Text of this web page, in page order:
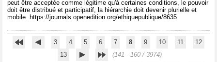
peut être acceptée comme légitime qu'à certaines conditions, le pouvoir
doit être distribué et participatif, la hiérarchie doit devenir plurielle et
mobile. https://journals.openedition.org/ethiquepublique/8635
3 4 5 6 7 8 9 10 11
12
13
(141 - 160 / 3974)